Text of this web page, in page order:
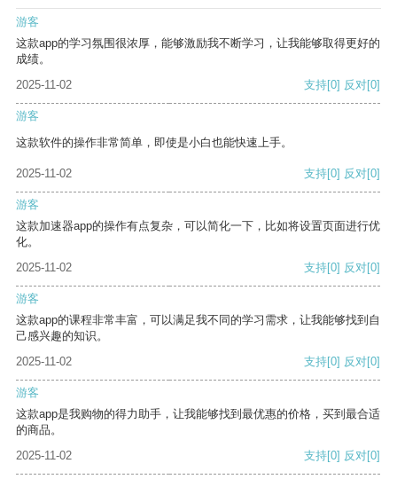
游客
这款app的学习氛围很浓厚，能够激励我不断学习，让我能够取得更好的
成绩。
2025-11-02
支持[0] 反对[0]
游客
这款软件的操作非常简单，即使是小白也能快速上手。
2025-11-02 支持[0] 反对[0]
游客
这款加速器app的操作有点复杂，可以简化一下，比如将设置页面进行优
化。
2025-11-02
支持[0] 反对[0]
游客
这款app的课程非常丰富，可以满足我不同的学习需求，让我能够找到自
己感兴趣的知识。
2025-11-02
支持[0] 反对[0]
游客
这款app是我购物的得力助手，让我能够找到最优惠的价格，买到最合适
的商品。
2025-11-02
支持[0] 反对[0]